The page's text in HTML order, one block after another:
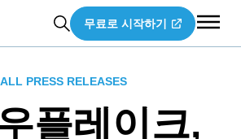
무료로 시작하기
PRESS RELEASES
플레이크,